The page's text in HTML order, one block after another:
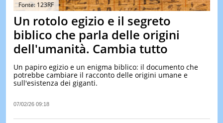
&
TEST
Fonte: 123RF
Un rotolo egizio e il segreto
biblico che parla delle origini
dell'umanità. Cambia tutto
Un papiro egizio e un enigma biblico: il documento che
potrebbe cambiare il racconto delle origini umane e
sull'esistenza dei giganti.
07/02/26 09:18